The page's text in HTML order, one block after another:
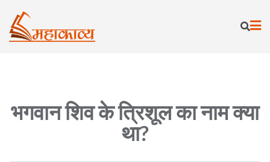
content
भगवान शिव के त्रिशूल का नाम क्या
था?